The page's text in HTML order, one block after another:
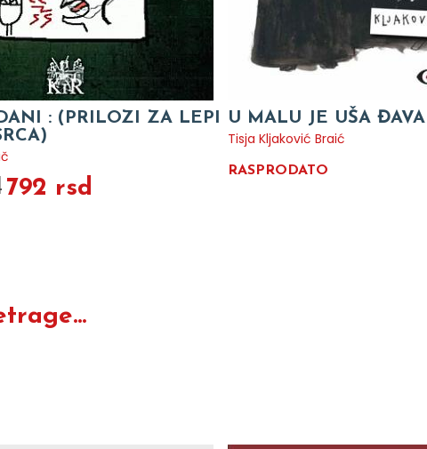
: (PRILOZI ZA LEPI
792 rsd
U MALU JE UŠA ĐAVA
Tisja Kljaković Braić
RASPRODATO